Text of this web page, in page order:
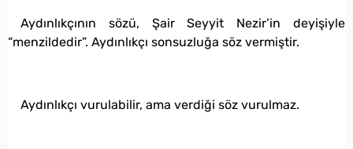
Aydınlıkçının sözü, Şair Seyyit Nezir’in deyişiyle
“menzildedir”. Aydınlıkçı sonsuzluğa söz vermiştir.
Aydınlıkçı vurulabilir, ama verdiği söz vurulmaz.